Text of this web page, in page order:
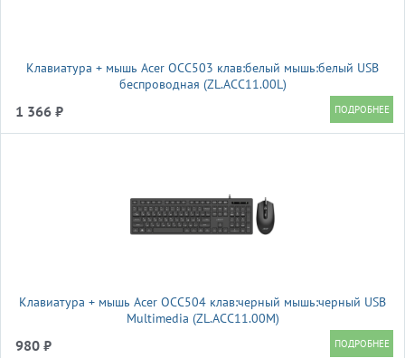
Клавиатура + мышь Acer OCC503 клав:белый мышь:белый USB
беспроводная (ZL.ACC11.00L)
1 366 ₽
Клавиатура + мышь Acer OCC504 клав:черный мышь:черный USB
Multimedia (ZL.ACC11.00M)
980 ₽